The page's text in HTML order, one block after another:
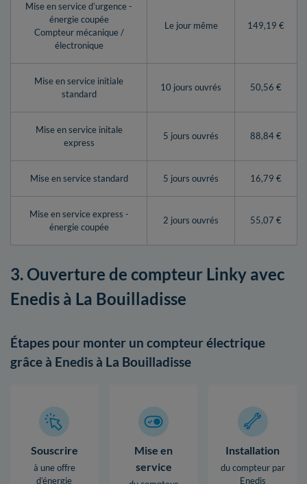
Mise en service d’urgence -
énergie coupée
Compteur mécanique /
électronique
Le jour même 149,19 €
Mise en service initiale
standard
10 jours ouvrés 50,56 €
Mise en service initale
express
5 jours ouvrés 88,84 €
Mise en service standard 5 jours ouvrés 16,79 €
Mise en service express -
énergie coupée
2 jours ouvrés 55,07 €
3. Ouverture de compteur Linky avec
Enedis à La Bouilladisse
Étapes pour monter un compteur électrique
grâce à Enedis à La Bouilladisse
Souscrire
à une offre
d’énergie
Mise en
service
Installation
du compteur par
Enedis